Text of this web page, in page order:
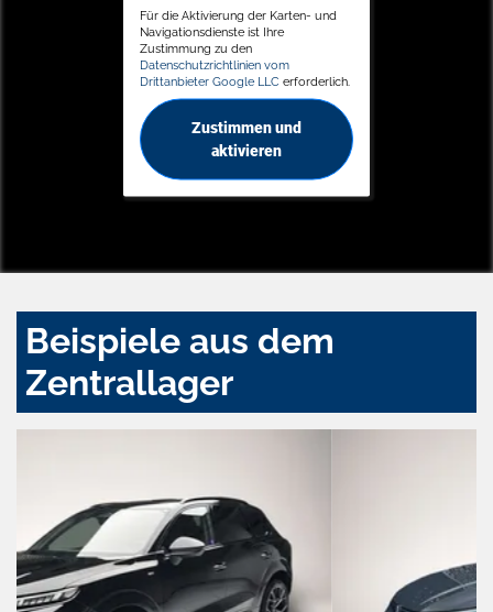
Für die Aktivierung der Karten- und
Navigationsdienste ist Ihre
Zustimmung zu den
Datenschutzrichtlinien vom
Drittanbieter Google LLC erforderlich.
Zustimmen und
aktivieren
Beispiele aus dem
Zentrallager